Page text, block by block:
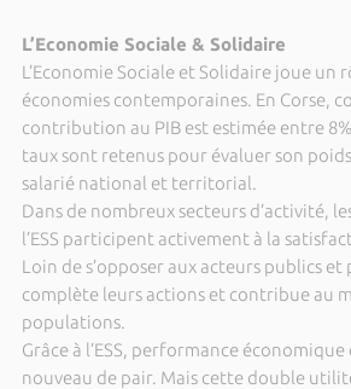
L’Economie Sociale & Solidaire
L’Economie Sociale et Solidaire joue un
économies contemporaines. En Corse,
contribution au PIB est estimée entre
taux sont retenus pour évaluer son
salarié national et territorial.
Dans de nombreux secteurs d’activité,
l’ESS participent activement à la
Loin de s’opposer aux acteurs publics et
complète leurs actions et contribue au
populations.
Grâce à l’ESS, performance
nouveau de pair. Mais cette double